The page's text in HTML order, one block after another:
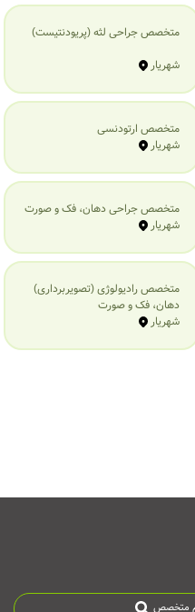
متخصص جراحی لثه (پریودنتیست)
شهریار
متخصص ارتودنسی
شهریار
متخصص جراحی دهان، فک و صورت
شهریار
متخصص رادیولوژی (تصویربرداری)
دهان، فک و صورت
شهریار
متخصص